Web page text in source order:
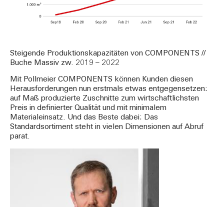
Steigende Produktionskapazitäten von COMPONENTS //
Buche Massiv zw. 2019 – 2022
Mit Pollmeier COMPONENTS können Kunden diesen
Herausforderungen nun erstmals etwas entgegensetzen:
auf Maß produzierte Zuschnitte zum wirtschaftlichsten
Preis in definierter Qualität und mit minimalem
Materialeinsatz. Und das Beste dabei: Das
Standardsortiment steht in vielen Dimensionen auf Abruf
parat.